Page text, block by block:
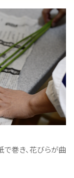
巻き、花びらが曲